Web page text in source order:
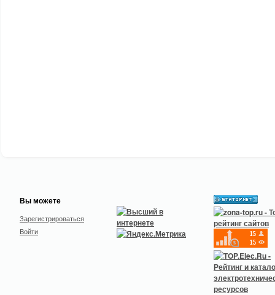
Вы можете
Зарегистрироваться
Войти